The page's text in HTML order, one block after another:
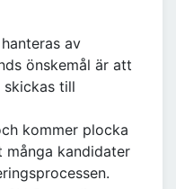
av
önskemål är att
skickas till
kommer plocka
många kandidater